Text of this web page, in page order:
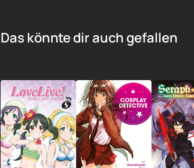
Das könnte dir auch gefallen